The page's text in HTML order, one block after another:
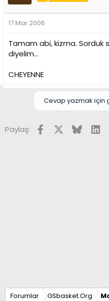
17 Mar 2006
Tamam abi, kizma. Sorduk
diyelim...
CHEYENNE
Cevap yazmak için
Paylaş: FacebookX (Twitter)
Bluesky
Forumlar GSbasket.Org